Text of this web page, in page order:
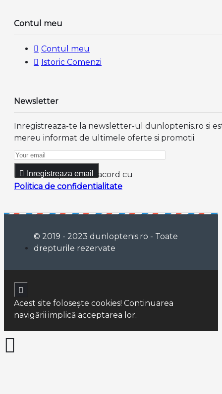
Contul meu
Contul meu
Istoric Comenzi
Newsletter
Inregistreaza-te la newsletter-ul dunloptenis.ro si
mereu informat de ultimele oferte si promotii.
Inregistreaza email
Am citit şi sunt de acord cu
Politica de confidentialitate
© 2019 - 2023 dunloptenis.ro - Toate
drepturile rezervate
Acest site foloseşte cookies! Continuarea
navigării implică acceptarea lor.